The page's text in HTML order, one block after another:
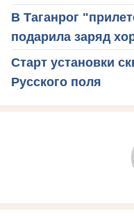
В Таганрог
подарила заряд
Старт установки
Русского поля